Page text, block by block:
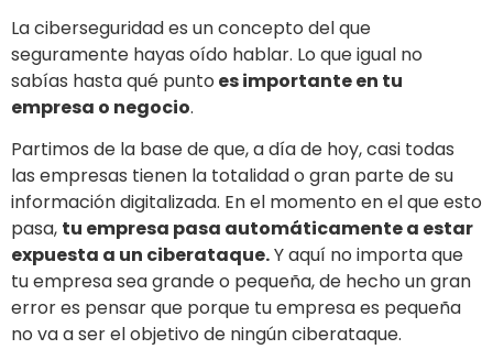
La ciberseguridad es un concepto del que
seguramente hayas oído hablar. Lo que igual no
sabías hasta qué punto es importante en tu
empresa o negocio.
Partimos de la base de que, a día de hoy, casi todas
las empresas tienen la totalidad o gran parte de su
información digitalizada. En el momento en el que esto
pasa, tu empresa pasa automáticamente a estar
expuesta a un ciberataque.Y aquí no importa que
tu empresa sea grande o pequeña, de hecho un gran
error es pensar que porque tu empresa es pequeña
no va a ser el objetivo de ningún ciberataque.